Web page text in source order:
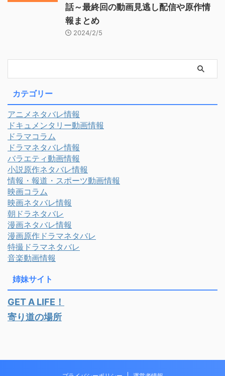
話～最終回の動画見逃し配信や原作情
報まとめ
2024/2/5
カテゴリー
アニメネタバレ情報
ドキュメンタリー動画情報
ドラマコラム
ドラマネタバレ情報
バラエティ動画情報
小説原作ネタバレ情報
情報・報道・スポーツ動画情報
映画コラム
映画ネタバレ情報
朝ドラネタバレ
漫画ネタバレ情報
漫画原作ドラマネタバレ
特撮ドラマネタバレ
音楽動画情報
姉妹サイト
GET A LIFE！
寄り道の場所